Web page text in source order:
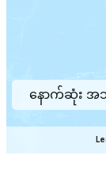
နောက်ဆုံး အ